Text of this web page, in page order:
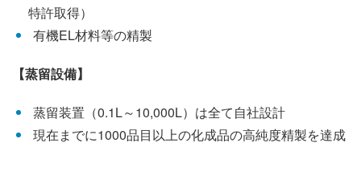
特許取得）
有機EL材料等の精製
【蒸留設備】
蒸留装置（0.1L～10,000L）は全て自社設計
現在までに1000品目以上の化成品の高純度精製を達成